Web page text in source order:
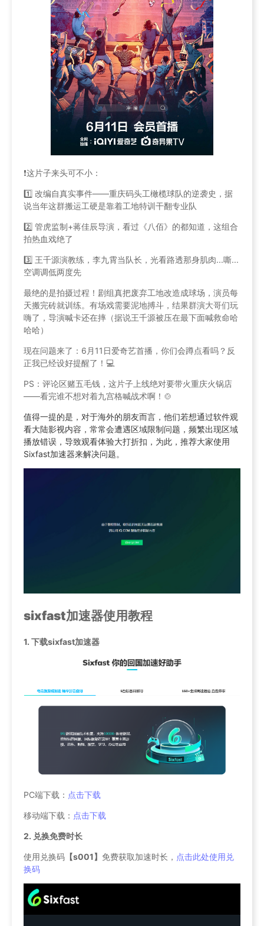
❗️这片子来头可不小：
1️⃣ 改编自真实事件——重庆码头工橄榄球队的逆袭史，据
说当年这群搬运工硬是靠着工地特训干翻专业队
2️⃣ 管虎监制+蒋佳辰导演，看过《八佰》的都知道，这组合
拍热血戏绝了
3️⃣ 王千源演教练，李九霄当队长，光看路透那身肌肉...嘶...
空调调低两度先
最绝的是拍摄过程！剧组真把废弃工地改造成球场，演员每
天搬完砖就训练。有场戏需要泥地搏斗，结果群演大哥们玩
嗨了，导演喊卡还在摔（据说王千源被压在最下面喊救命哈
哈哈）
现在问题来了：6月11日爱奇艺首播，你们会蹲点看吗？反
正我已经设好提醒了！💻
PS：评论区赌五毛钱，这片子上线绝对要带火重庆火锅店
——看完谁不想对着九宫格喊战术啊！🍲
值得一提的是，对于海外的朋友而言，他们若想通过软件观
看大陆影视内容，常常会遭遇区域限制问题，频繁出现区域
播放错误，导致观看体验大打折扣，为此，推荐大家使用
Sixfast加速器来解决问题。
sixfast加速器使用教程
1. 下载sixfast加速器
PC端下载： 点击下载
移动端下载： 点击下载
2. 兑换免费时长
使用兑换码 【s001】 免费获取加速时长， 点击此处使用兑
换码